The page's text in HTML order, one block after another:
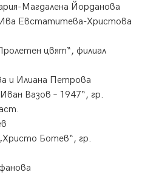
Магдалена Йорданова
Евстатитева-Христова
цвят“, филиал
и Илиана Петрова
Вазов – 1947“, гр.
Ботев“, гр.